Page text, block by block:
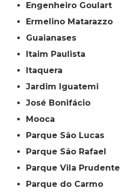
Engenheiro Goulart
Ermelino Matarazzo
Guaianases
Itaim Paulista
Itaquera
Jardim Iguatemi
José Bonifácio
Mooca
Parque São Lucas
Parque São Rafael
Parque Vila Prudente
Parque do Carmo